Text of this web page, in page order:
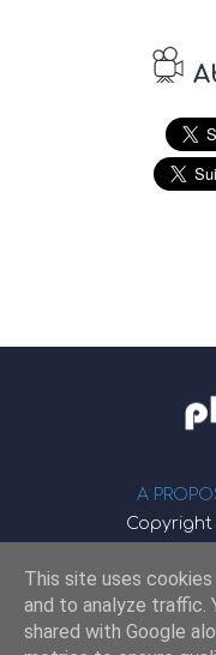
A
Copyright
This site uses
and to analyze traffic.
shared with Google